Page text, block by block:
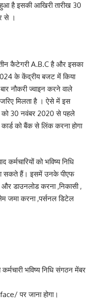
है इसकी आखिरी तारीख 30
से ।
कैटेगरी A.B.C है और इसका
के केंद्रीय बजट में किया
नौकरी ज्वाइन करने वाले
मिलता है । ऐसे में इस
को 30 नवंबर 2020 से पहले
को बैंक से लिंक करना होगा
को भविष्य निधि
सकते हैं। इसमें उनके पीएफ
डाउनलोड करना ,निकासी ,
जमा करना ,पर्सनल डिटेल
भविष्य निधि संगठन मेंबर
पर जाना होगा।